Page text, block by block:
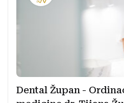
Dental Župan -